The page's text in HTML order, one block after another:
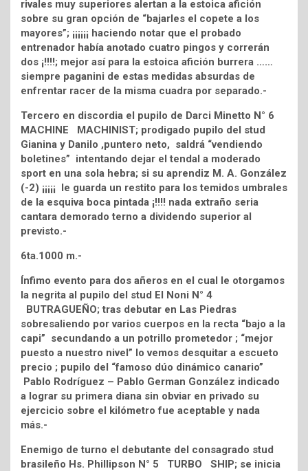
rivales muy superiores alertan a la estoica afición
sobre su gran opción de “bajarles el copete a los
mayores”; ¡¡¡¡¡¡ haciendo notar que el probado
entrenador había anotado cuatro pingos y correrán
dos ¡!!!!; mejor así para la estoica afición burrera ……
siempre paganini de estas medidas absurdas de
enfrentar racer de la misma cuadra por separado.-
Tercero en discordia el pupilo de Darci Minetto N° 6
MACHINE MACHINIST; prodigado pupilo del stud
Gianina y Danilo ,puntero neto, saldrá “vendiendo
boletines” intentando dejar el tendal a moderado
sport en una sola hebra; si su aprendiz M. A. González
(-2) ¡¡¡¡¡ le guarda un restito para los temidos umbrales
de la esquiva boca pintada ¡!!!! nada extraño seria
cantara demorado terno a dividendo superior al
previsto.-
6ta.1000 m.-
Ínfimo evento para dos añeros en el cual le otorgamos
la negrita al pupilo del stud El Noni N° 4
BUTRAGUEÑO; tras debutar en Las Piedras
sobresaliendo por varios cuerpos en la recta “bajo a la
capi” secundando a un potrillo prometedor ; “mejor
puesto a nuestro nivel” lo vemos desquitar a escueto
precio ; pupilo del “famoso dúo dinámico canario”
Pablo Rodríguez – Pablo German González indicado
a lograr su primera diana sin obviar en privado su
ejercicio sobre el kilómetro fue aceptable y nada
más.-
Enemigo de turno el debutante del consagrado stud
brasileño Hs. Phillipson N° 5 TURBO SHIP; se inicia